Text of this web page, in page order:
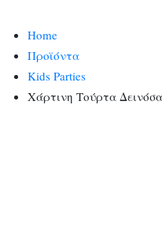
Home
Προϊόντα
Kids Parties
Χάρτινη Τούρτα